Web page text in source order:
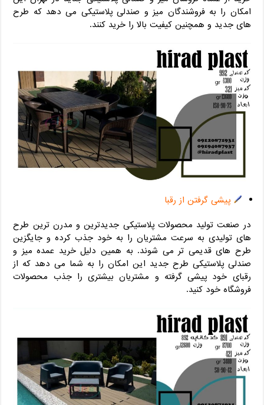
امکان را به فروشندگان میز و صندلی پلاستیکی می دهد که طرح
های جدید و همچنین کیفیت بالا را خرید کنند.
پیشی گرفتن از رقبا
در صنعت تولید محصولات پلاستیکی جدیدترین و مدرن ترین طرح
های تولیدی به سرعت مشتریان را به خود جذب کرده و جایگزین
طرح های قدیمی تر می شوند. به همین دلیل خرید عمده میز و
صندلی پلاستیکی طرح جدید این امکان را به شما می دهد که از
رقبای خود پیشی گرفته و مشتریان بیشتری را جذب محصولات
فروشگاه خود کنید.